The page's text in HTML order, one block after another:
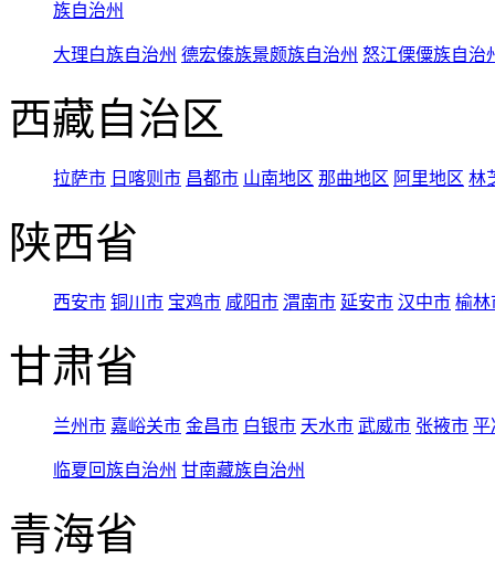
族自治州
大理白族自治州 德宏傣族景颇族自治州 怒江傈僳族自治
西藏自治区
拉萨市 日喀则市 昌都市 山南地区 那曲地区 阿里地区 林
陕西省
西安市 铜川市 宝鸡市 咸阳市 渭南市 延安市 汉中市 榆林
甘肃省
兰州市 嘉峪关市 金昌市 白银市 天水市 武威市 张掖市 平
临夏回族自治州 甘南藏族自治州
青海省